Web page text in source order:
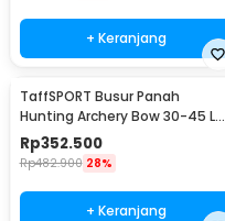
+ Keranjang
TaffSPORT Busur Panah
Hunting Archery Bow 30-45 LB
- SA
Rp352.500
Rp482.900 28%
+ Keranjang